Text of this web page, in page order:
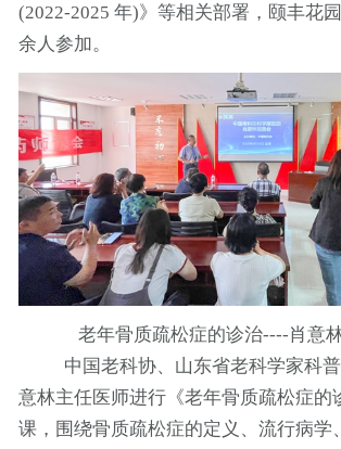
(2022-2025 年)》等相关部署， 颐丰花
余人参加。
老年骨质疏松症的诊治----肖意
中国老科协、山东省老科学家科
意林主任医师进行《老年骨质疏松症的
课，围绕骨质疏松症的定义、流行病学